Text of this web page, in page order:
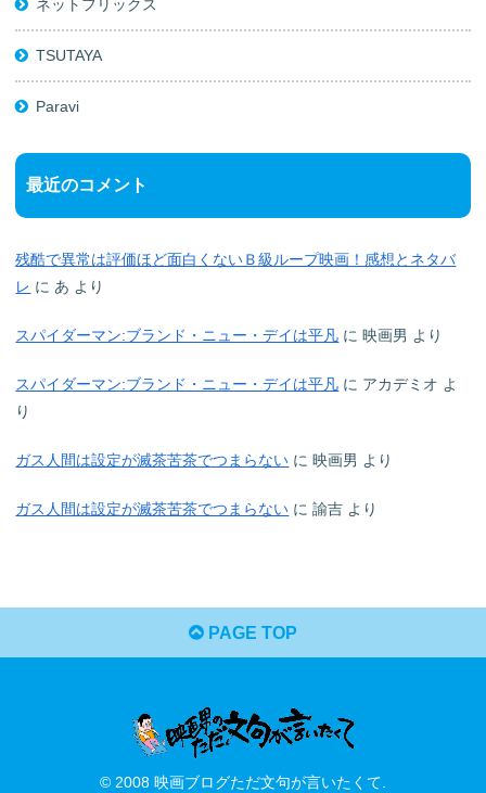
ネットフリックス
TSUTAYA
Paravi
最近のコメント
残酷で異常は評価ほど面白くないＢ級ループ映画！感想とネタバ
レ にあ より
スパイダーマン:ブランド・ニュー・デイは平凡 に映画男 より
スパイダーマン:ブランド・ニュー・デイは平凡 に アカデミオ よ
り
ガス人間は設定が滅茶苦茶でつまらない に映画男 より
ガス人間は設定が滅茶苦茶でつまらない に諭吉 より
PAGE TOP
© 2008 映画ブログただ文句が言いたくて.